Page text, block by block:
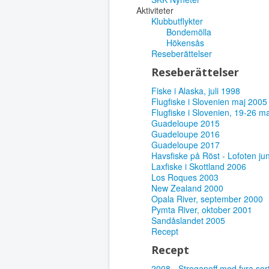
Aktiviteter
Klubbutflykter
Bondemölla
Hökensås
Reseberättelser
Reseberättelser
Fiske i Alaska, juli 1998
Flugfiske i Slovenien maj 2005
Flugfiske i Slovenien, 19-26
Guadeloupe 2015
Guadeloupe 2016
Guadeloupe 2017
Havsfiske på Röst - Lofoten
Laxfiske i Skottland 2006
Los Roques 2003
New Zealand 2000
Opala River, september 2000
Pymta River, oktober 2001
Sandåslandet 2005
Recept
Recept